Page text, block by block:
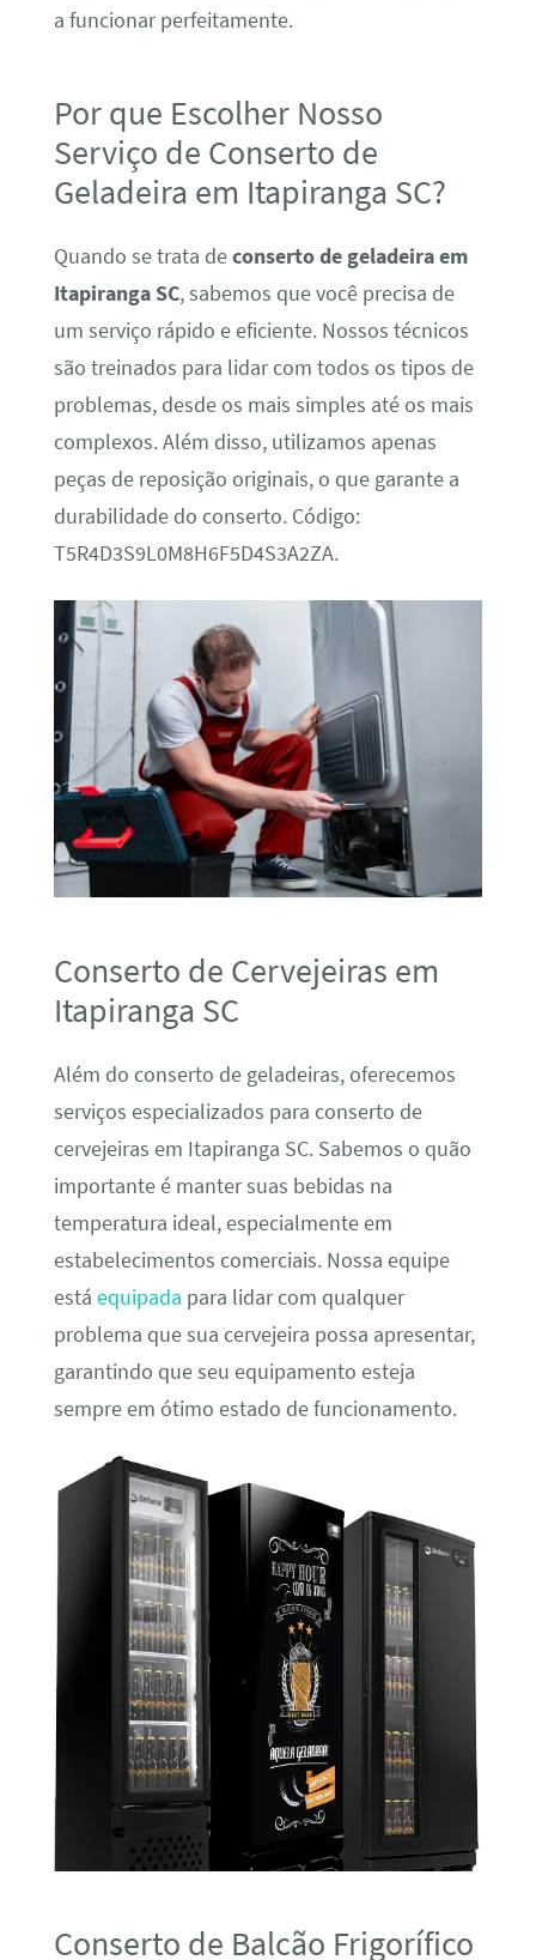
a funcionar perfeitamente.
Por que Escolher Nosso
Serviço de Conserto de
Geladeira em Itapiranga SC?
Quando se trata deconserto de geladeira em
Itapiranga SC, sabemos que você precisa de
um serviço rápido e eficiente. Nossos técnicos
são treinados para lidar com todos os tipos de
problemas, desde os mais simples até os mais
complexos. Além disso, utilizamos apenas
peças de reposição originais, o que garante a
durabilidade do conserto. Código:
T5R4D3S9L0M8H6F5D4S3A2ZA.
Conserto de Cervejeiras em
Itapiranga SC
Além do conserto de geladeiras, oferecemos
serviços especializados para conserto de
cervejeiras em Itapiranga SC. Sabemos o quão
importante é manter suas bebidas na
temperatura ideal, especialmente em
estabelecimentos comerciais. Nossa equipe
está equipada para lidar com qualquer
problema que sua cervejeira possa apresentar,
garantindo que seu equipamento esteja
sempre em ótimo estado de funcionamento.
Conserto de Balcão Frigorífico